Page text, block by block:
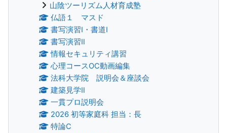
山陰ツーリズム人材育成塾
仏語１ マスド
書写演習Ⅰ・書道Ⅰ
書写演習Ⅱ
情報セキュリティ講習
心理コースOC動画編集
法科大学院 説明会＆座談会
建築見学Ⅱ
一貫プロ説明会
2026 初等家庭科 担当：長
特論C